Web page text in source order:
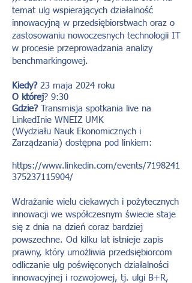
temat ulg wspierających działalność
innowacyjną w przedsiębiorstwach oraz o
zastosowaniu nowoczesnych technologii IT
w procesie przeprowadzania analizy
benchmarkingowej.
Kiedy?23 maja 2024 roku
O której? 9:30
Gdzie?
Transmisja spotkania live na
LinkedInie WNEIZ UMK
(Wydziału Nauk Ekonomicznych i
Zarządzania) dostępna pod linkiem:
https://www.linkedin.com/events/7198241
375237115904/
Wdrażanie wielu ciekawych i pożytecznych
innowacji we współczesnym świecie staje
się z dnia na dzień coraz bardziej
powszechne. Od kilku lat istnieje zapis
prawny, który umożliwia przedsiębiorcom
odliczanie ulg poświęconych działalności
innowacyjnej i rozwojowej, tj. ulgi B+R,